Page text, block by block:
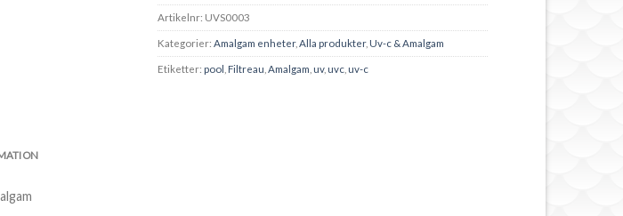
Artikelnr: UVS0003
Kategorier: Amalgam enheter, Alla produkter, Uv-c & Amalgam
Etiketter: pool Filtreau Amalgam uv, uvc, uv-c